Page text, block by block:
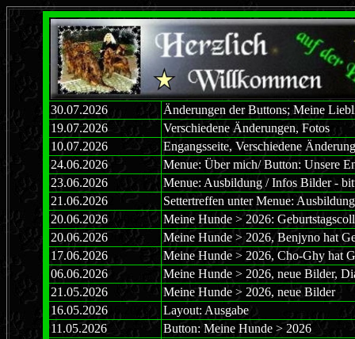
30.07.2026
Änderungen der Buttons; Meine
19.07.2026
Verschiedene Änderungen, Fotos
10.07.2026
Engangsseite, Verschiedene
24.06.2026
Menue: Über mich/ Button: Unsere
23.06.2026
Menue: Ausbildung / Infos Bilder -
21.06.2026
Settertreffen unter Menue:
20.06.2026 20.06
Meine Hunde > 2026:
20.06.2026
Meine Hunde > 2026, Benjyno hat
17.06.2026
Meine Hunde > 2026, Cho-Ghy hat
06.06.2026
Meine Hunde > 2026, neue Bilder,
21.05.2026
Meine Hunde > 2026, neue Bilder
16.05.2026
Layout: Ausgabe
11.05.2026
Button: Meine Hunde > 2026